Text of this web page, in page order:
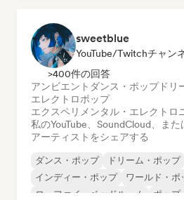
sweetblue
YouTube/Twitchチャン
>400件の回答
アンビエント ダンス・ポップドリ
エレクトロポップ
エクスペリメンタル・エレクトロ
私のYouTube、SoundCloud、ま
アーティストをシェアする
ダンス・ポップ ドリーム・ポップ
インディー・ポップ
ワールド・ポ
ローファイ・ベッドルーム
ポップ